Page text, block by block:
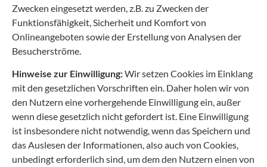
Zwecken eingesetzt werden, z.B. zu Zwecken der
Funktionsfähigkeit, Sicherheit und Komfort von
Onlineangeboten sowie der Erstellung von Analysen der
Besucherströme.
Hinweise zur Einwilligung:Wir setzen Cookies im Einklang
mit den gesetzlichen Vorschriften ein. Daher holen wir von
den Nutzern eine vorhergehende Einwilligung ein, außer
wenn diese gesetzlich nicht gefordert ist. Eine Einwilligung
ist insbesondere nicht notwendig, wenn das Speichern und
das Auslesen der Informationen, also auch von Cookies,
unbedingt erforderlich sind, um dem den Nutzern einen von